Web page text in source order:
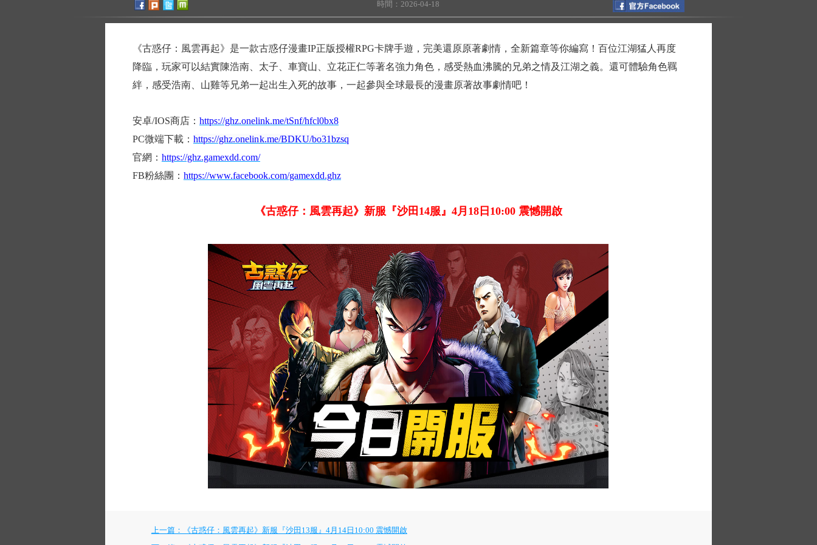
時間：2026-04-18
《古惑仔：風雲再起》是一款古惑仔漫畫IP正版授權RPG卡牌手遊，完美還原原著劇情，全新篇章等你編寫！百位江湖猛人再度
降臨，玩家可以結實陳浩南、太子、車寶山、立花正仁等著名強力角色，感受熱血沸騰的兄弟之情及江湖之義。還可體驗角色羈
絆，感受浩南、山雞等兄弟一起出生入死的故事，一起參與全球最長的漫畫原著故事劇情吧！
安卓/IOS商店： https://ghz.onelink.me/tSnf/hfcl0bx8
PC微端下載： https://ghz.onelink.me/BDKU/bo31bzsq
官網： https://ghz.gamexdd.com/
FB粉絲團： https://www.facebook.com/gamexdd.ghz
《古惑仔：風雲再起》新服『沙田 14服』4月18日10:00 震憾開啟
上一篇：《古惑仔：風雲再起》新服『沙田13服』4月14日10:00 震憾開啟